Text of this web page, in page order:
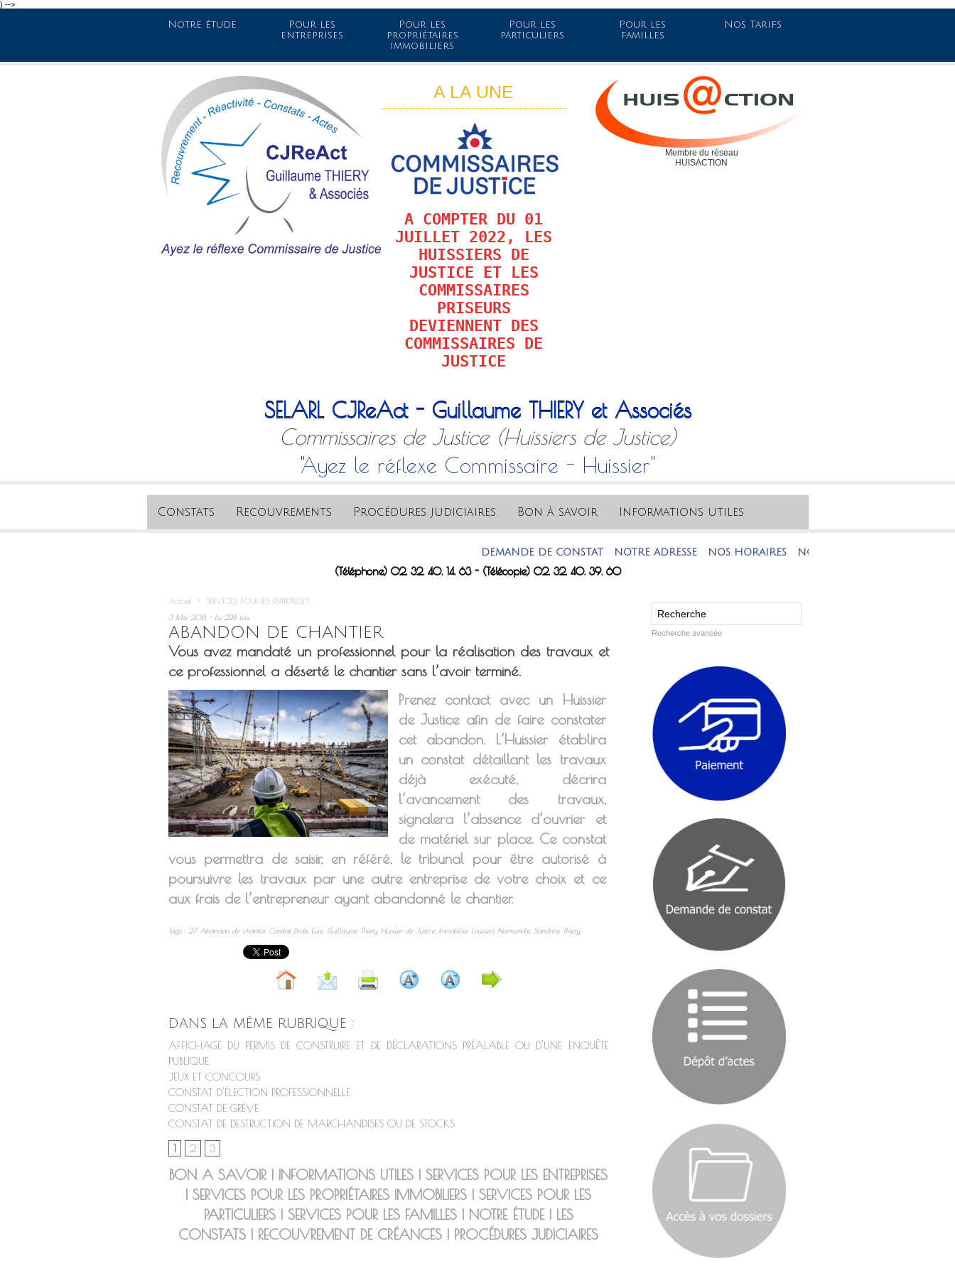
) -->
Notre étude
Pour les
entreprises
Pour les
propriétaires
immobiliers
Pour les
particuliers
Pour les
familles
Nos Tarifs
A LA UNE
A COMPTER DU 01
JUILLET 2022, LES
HUISSIERS DE
JUSTICE ET LES
COMMISSAIRES
PRISEURS
DEVIENNENT DES
COMMISSAIRES DE
JUSTICE
Membre du réseau
HUISACTION
SELARL CJReAct - Guillaume THIERY et Associés
Commissaires de Justice (Huissiers de Justice)
"Ayez le réflexe Commissaire - Huissier"
Constats Recouvrements Procédures judiciaires Bon à savoir Informations utiles
DEMANDE DE CONSTAT NOTRE ADRESSE NOS HORAIRES NOTRE MAIL
(Téléphone) 02. 32. 40. 14. 63 - (Télécopie) 02. 32. 40. 39. 60
Accueil > SERVICES POUR LES ENTREPRISES
3 Mai 2018 - Lu 228 fois
ABANDON DE CHANTIER
Vous avez mandaté un professionnel pour la réalisation des travaux et
ce professionnel a déserté le chantier sans l’avoir terminé.
Prenez contact avec un Huissier
de Justice afin de faire constater
cet abandon. L’Huissier établira
un constat détaillant les travaux
déjà exécuté, décrira
l’avancement des travaux,
signalera l’absence d’ouvrier et
de matériel sur place. Ce constat
vous permettra de saisir, en référé, le tribunal pour être autorisé à
poursuivre les travaux par une autre entreprise de votre choix et ce
aux frais de l’entrepreneur ayant abandonné le chantier.
Tags: 27, Abandon de chantier, Constat, Droits, Eure, Guillaume Thiery, Huissier de Justice, Immobilier, Louviers, Normandie, Sandrine Thiery
DANS LA MÊME RUBRIQUE :
AFFICHAGE DU PERMIS DE CONSTRUIRE ET DE DÉCLARATIONS PRÉALABLE OU D'UNE ENQUÊTE
PUBLIQUE
JEUX ET CONCOURS
CONSTAT D'ÉLECTION PROFESSIONNELLE
CONSTAT DE GRÈVE
CONSTAT DE DESTRUCTION DE MARCHANDISES OU DE STOCKS
1 2 3
BON A SAVOIR INFORMATIONS UTILES
SERVICES POUR LES ENTREPRISES
SERVICES POUR LES PROPRIÉTAIRES IMMOBILIERS
SERVICES POUR LES
PARTICULIERS
SERVICES POUR LES FAMILLES NOTRE ÉTUDE
LES
CONSTATS
RECOUVREMENT DE CRÉANCES PROCÉDURES JUDICIAIRES
Recherche avancée